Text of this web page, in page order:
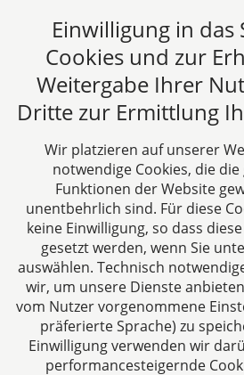
gelten.
Beitrag lesen
Alle Fachbeiträge
CTC LEGAL
Aachen
Jülicher Straße 215
52070 Aachen
Deutschland
Einwilligung in das
Cookies und zur
Weitergabe Ihrer
Dritte zur Ermittlung
Wir platzieren auf unserer
notwendige Cookies, die
Funktionen der Website
unentbehrlich sind. Für diese
keine Einwilligung, so dass
gesetzt werden, wenn Sie
auswählen. Technisch
wir, um unsere Dienste
vom Nutzer vorgenommene
präferierte Sprache) zu
Einwilligung verwenden wir
performancesteigernde